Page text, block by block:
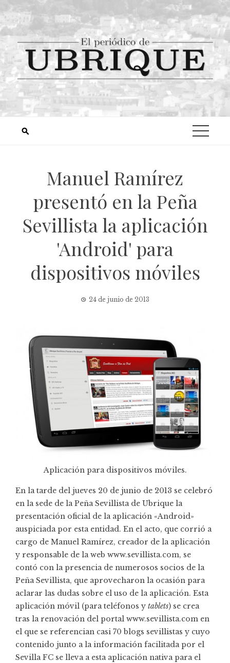
Manuel Ramírez
presentó en la Peña
Sevillista la aplicación
'Android' para
dispositivos móviles
24 de junio de 2013
Aplicación para dispositivos móviles.
En la tarde del jueves 20 de junio de 2013 se celebró
en la sede de la Peña Sevillista de Ubrique la
presentación oficial de la aplicación «Android»
auspiciada por esta entidad. En el acto, que corrió a
cargo de Manuel Ramírez, creador de la aplicación
y responsable de la web www.sevillista.com, se
contó con la presencia de numerosos socios de la
Peña Sevillista, que aprovecharon la ocasión para
aclarar las dudas sobre el uso de la aplicación. Esta
aplicación móvil (para teléfonos y tablets) se crea
tras la renovación del portal www.sevillista.com en
el que se referencian casi 70 blogs sevillistas y cuyo
contenido junto a la información facilitada por el
Sevilla FC se lleva a esta aplicación nativa para el